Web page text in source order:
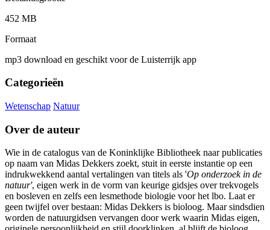
452 MB
Formaat
mp3 download en geschikt voor de Luisterrijk app
Categorieën
Wetenschap Natuur
Over de auteur
Wie in de catalogus van de Koninklijke Bibliotheek naar publicaties
op naam van Midas Dekkers zoekt, stuit in eerste instantie op een
indrukwekkend aantal vertalingen van titels als 'Op onderzoek in de
natuur', eigen werk in de vorm van keurige gidsjes over trekvogels
en bosleven en zelfs een lesmethode biologie voor het lbo. Laat er
geen twijfel over bestaan: Midas Dekkers is bioloog. Maar sindsdien
worden de natuurgidsen vervangen door werk waarin Midas eigen,